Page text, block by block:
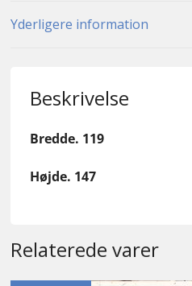
Yderligere information
Beskrivelse
Bredde. 119
Højde. 147
Relaterede varer